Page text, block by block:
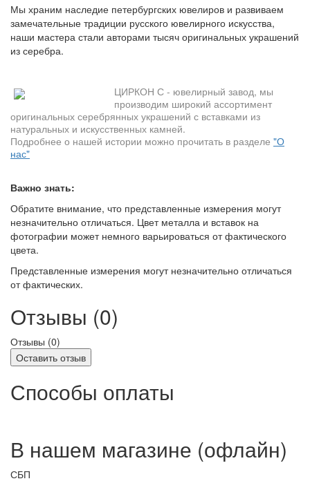
Мы храним наследие петербургских ювелиров и развиваем
замечательные традиции русского ювелирного искусства,
наши мастера стали авторами тысяч оригинальных украшений
из серебра.
ЦИРКОН С - ювелирный завод, мы
производим широкий ассортимент
оригинальных серебрянных украшений с вставками из
натуральных и искусственных камней.
Подробнее о нашей истории можно прочитать в разделе "О
нас"
Важно знать:
Обратите внимание, что представленные измерения могут
незначительно отличаться. Цвет металла и вставок на
фотографии может немного варьироваться от фактического
цвета.
Представленные измерения могут незначительно отличаться
от фактических.
Отзывы (0)
Отзывы (0)
Оставить отзыв
Способы оплаты
В нашем магазине (офлайн)
СБП